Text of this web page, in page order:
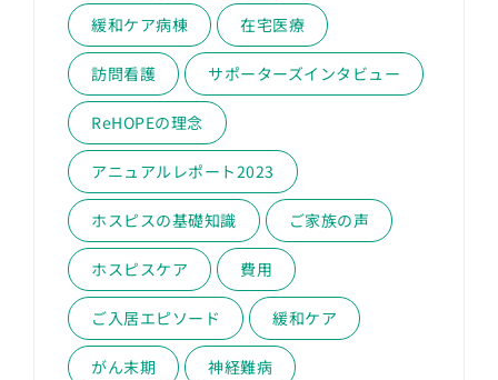
緩和ケア病棟 在宅医療
訪問看護 サポーターズインタビュー
ReHOPEの理念
アニュアルレポート2023
ホスピスの基礎知識 ご家族の声
ホスピスケア 費用
ご入居エピソード 緩和ケア
がん末期 神経難病